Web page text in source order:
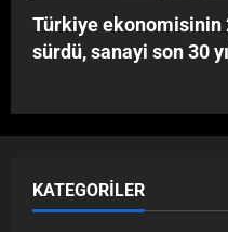
Türkiye ekonomisinin
sürdü, sanayi son 30
KATEGORILER